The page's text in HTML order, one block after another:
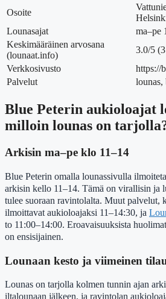
Osoite
Lounasajat
ma–pe
Keskimääräinen arvosana
(lounaat.info)
3.0/5
Verkkosivusto
https://
Palvelut
lounas,
Blue Peterin aukioloajat
milloin lounas on
Arkisin ma–pe klo 11–14
Blue Peterin omalla lounassivulla
arkisin kello 11–14. Tämä on virallisin ja
tulee suoraan ravintolalta. Muut palvelut,
ilmoittavat aukioloajaksi 11–14:30, ja
to 11:00–14:00. Eroavaisuuksista
on ensisijainen.
Lounaan kesto ja viimeinen
Lounas on tarjolla kolmen tunnin ajan
iltalounaan jälkeen, ja ravintolan